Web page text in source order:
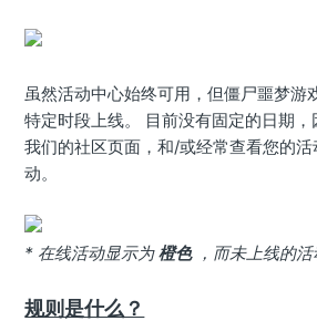
虽然活动中心始终可用，但僵尸噩梦游
特定时段上线。 目前没有固定的日期
我们的社区页面，和/或经常查看您的
动。
* 在线活动显示为 橙色 ，而未上线的
规则是什么？